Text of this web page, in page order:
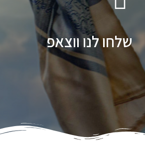
שלחו לנו ווצאפ